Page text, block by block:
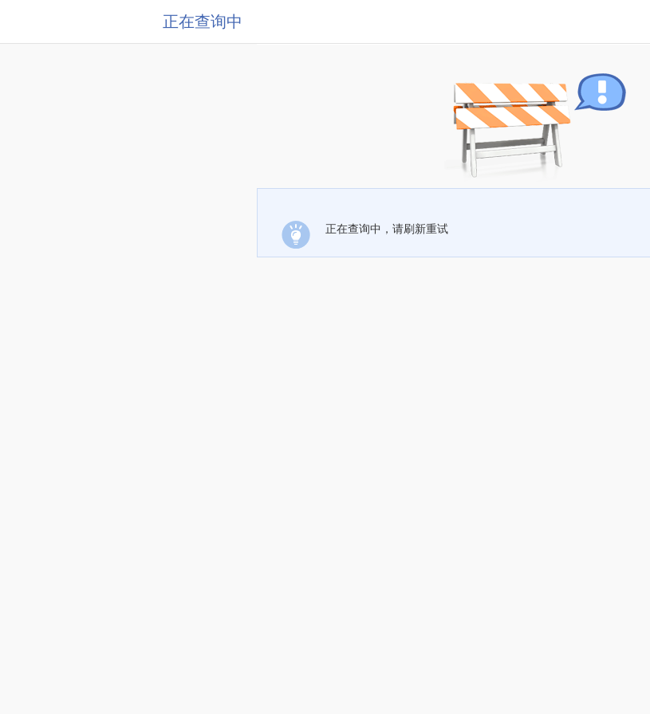
正在查询中
正在查询中，请刷新重试